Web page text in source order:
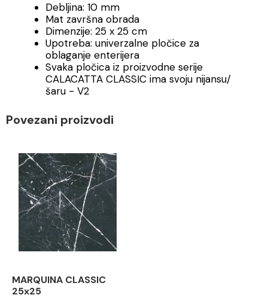
Debljina: 10 mm
Mat završna obrada
Dimenzije: 25 x 25 cm
Upotreba: univerzalne pločice za
oblaganje enterijera
Svaka pločica iz proizvodne serije
CALACATTA CLASSIC ima svoju nijansu/
šaru - V2
Povezani proizvodi
MARQUINA CLASSIC
25x25